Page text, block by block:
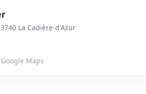
La Cadière-d'Azur
Google Maps